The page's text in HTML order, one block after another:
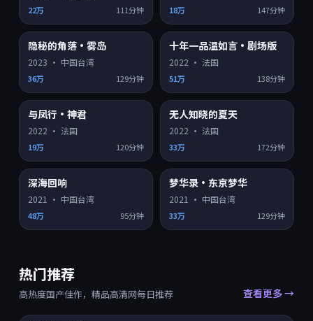
22万 111分钟 18万 147分钟
9.2
隐秘的角落·雾岛
2023 · 中国台湾
36万 129分钟
8.2 HD
十年一品温如言·剧场版
2022 · 法国
51万 138分钟
8.3
与凤行·神君
2022 · 法国
19万 120分钟
8.6
无人知晓的夏天
2022 · 法国
33万 172分钟
8.1
深海回响
2021 · 中国台湾
48万 95分钟
7.3
梦华录·东京梦华
2021 · 中国台湾
33万 129分钟
热门推荐
高热度国产佳作，精品高清网每日推荐 查看更多 →